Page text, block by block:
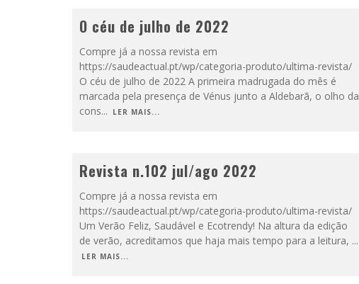
O céu de julho de 2022
Compre já a nossa revista em
https://saudeactual.pt/wp/categoria-produto/ultima-revista/
O céu de julho de 2022 A primeira madrugada do mês é
marcada pela presença de Vénus junto a Aldebarã, o olho da
cons... LER MAIS...
Revista n.102 jul/ago 2022
Compre já a nossa revista em
https://saudeactual.pt/wp/categoria-produto/ultima-revista/
Um Verão Feliz, Saudável e Ecotrendy! Na altura da edição
de verão, acreditamos que haja mais tempo para a leitura, ...
LER MAIS...